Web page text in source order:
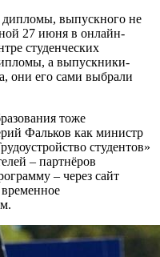
дипломы, выпускного не
27 июня в онлайн-
студенческих
а выпускники-
они его сами выбрали
тоже
Фальков как министр
студентов»
– партнёров
– через сайт